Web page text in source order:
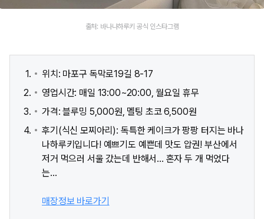
출처: 바나나하루키 공식 인스타그램
위치: 마포구 독막로19길 8-17
영업시간: 매일 13:00~20:00, 월요일 휴무
가격: 블루밍 5,000원, 멜팅 초코 6,500원
후기(식신 모찌아리): 독특한 케이크가 팡팡 터지는 바나
나하루키입니다! 예쁘기도 예쁜데 맛도 압권! 부산에서
저거 먹으러 서울 갔는데 반해서... 혼자 두 개 먹었다
는...
매장정보 바로가기